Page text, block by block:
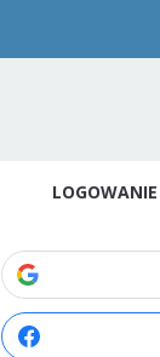
LOGOWANIE